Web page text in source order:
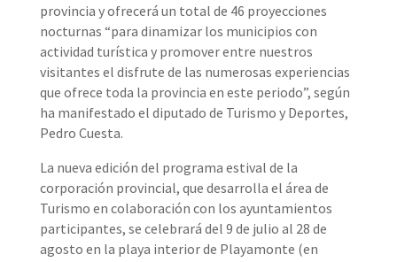
provincia y ofrecerá un total de 46 proyecciones
nocturnas “para dinamizar los municipios con
actividad turística y promover entre nuestros
visitantes el disfrute de las numerosas experiencias
que ofrece toda la provincia en este periodo”, según
ha manifestado el diputado de Turismo y Deportes,
Pedro Cuesta.
La nueva edición del programa estival de la
corporación provincial, que desarrolla el área de
Turismo en colaboración con los ayuntamientos
participantes, se celebrará del 9 de julio al 28 de
agosto en la playa interior de Playamonte (en